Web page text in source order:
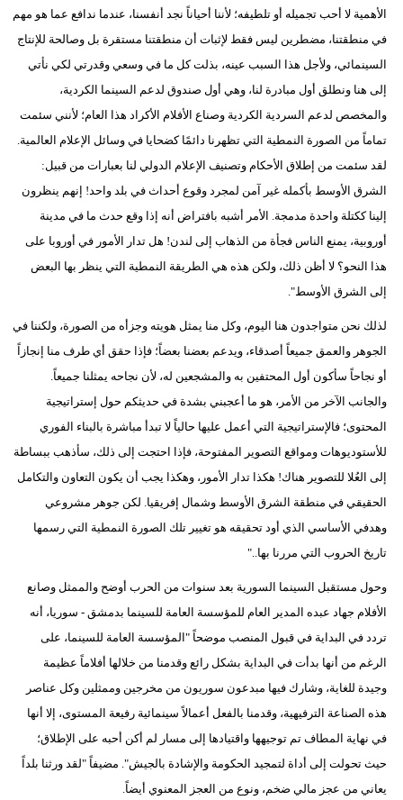
الأهمية لا أحب تجميله أو تلطيفه؛ لأننا أحياناً نجد أنفسنا، عندما ندافع عما هو مهم
في منطقتنا، مضطرين ليس فقط لإثبات أن منطقتنا مستقرة بل وصالحة للإنتاج
السينمائي، ولأجل هذا السبب عينه، بذلت كل ما في وسعي وقدرتي لكي نأتي
إلى هنا ونطلق أول مبادرة لنا، وهي أول صندوق لدعم السينما الكردية،
والمخصص لدعم السردية الكردية وصناع الأفلام الأكراد هذا العام؛ لأنني سئمت
تماماً من الصورة النمطية التي تظهرنا دائمًا كضحايا في وسائل الإعلام العالمية.
لقد سئمت من إطلاق الأحكام وتصنيف الإعلام الدولي لنا بعبارات من قبيل:
الشرق الأوسط بأكمله غير آمن لمجرد وقوع أحداث في بلد واحد! إنهم ينظرون
إلينا ككتلة واحدة مدمجة. الأمر أشبه بافتراض أنه إذا وقع حدث ما في مدينة
أوروبية، يمنع الناس فجأة من الذهاب إلى لندن! هل تدار الأمور في أوروبا على
هذا النحو؟ لا أظن ذلك، ولكن هذه هي الطريقة النمطية التي ينظر بها البعض
إلى الشرق الأوسط".
لذلك نحن متواجدون هنا اليوم، وكل منا يمثل هويته وجزأه من الصورة، ولكننا في
الجوهر والعمق جميعاً أصدقاء، ويدعم بعضنا بعضاً؛ فإذا حقق أي طرف منا إنجازاً
أو نجاحاً سأكون أول المحتفين به والمشجعين له، لأن نجاحه يمثلنا جميعاً.
والجانب الآخر من الأمر، هو ما أعجبني بشدة في حديثكم حول إستراتيجية
المحتوى؛ فالإستراتيجية التي أعمل عليها حالياً لا تبدأ مباشرة بالبناء الفوري
للأستوديوهات ومواقع التصوير المفتوحة، فإذا احتجت إلى ذلك، سأذهب ببساطة
إلى العُلا للتصوير هناك! هكذا تدار الأمور، وهكذا يجب أن يكون التعاون والتكامل
الحقيقي في منطقة الشرق الأوسط وشمال إفريقيا. لكن جوهر مشروعي
وهدفي الأساسي الذي أود تحقيقه هو تغيير تلك الصورة النمطية التي رسمها
تاريخ الحروب التي مررنا بها.."
وحول مستقبل السينما السورية بعد سنوات من الحرب أوضح والممثل وصانع
الأفلام جهاد عبده المدير العام للمؤسسة العامة للسينما بدمشق - سوريا، أنه
تردد في البداية في قبول المنصب موضحاً "المؤسسة العامة للسينما، على
الرغم من أنها بدأت في البداية بشكل رائع وقدمنا من خلالها أفلاماً عظيمة
وجيدة للغاية، وشارك فيها مبدعون سوريون من مخرجين وممثلين وكل عناصر
هذه الصناعة الترفيهية، وقدمنا بالفعل أعمالاً سينمائية رفيعة المستوى، إلا أنها
في نهاية المطاف تم توجيهها واقتيادها إلى مسار لم أكن أحبه على الإطلاق؛
حيث تحولت إلى أداة لتمجيد الحكومة والإشادة بالجيش". مضيفاً "لقد ورثنا بلداً
يعاني من عجز مالي ضخم، ونوع من العجز المعنوي أيضاً.